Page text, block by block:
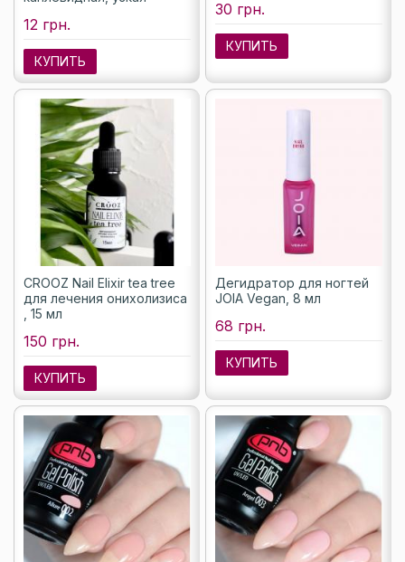
12 грн.
КУПИТЬ
30 грн.
КУПИТЬ
CROOZ Nail Elixir tea tree
для лечения онихолизиса
, 15 мл
150 грн.
КУПИТЬ
Дегидратор для ногтей
JOIA Vegan, 8 мл
68 грн.
КУПИТЬ